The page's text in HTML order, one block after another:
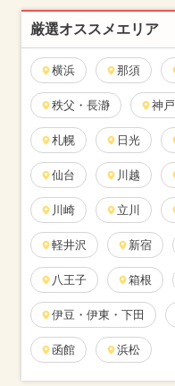
厳選オススメエリア
横浜 那須
秩父・長瀞 神戸
札幌 日光
仙台 川越
川崎 立川
軽井沢 新宿
八王子 箱根
伊豆・伊東・下田
函館 浜松